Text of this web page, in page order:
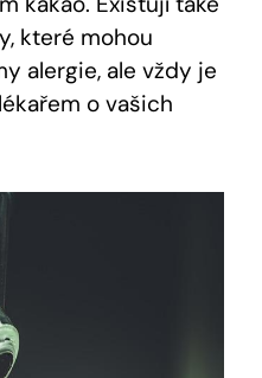
které mohou
alergie, ale vždy je
o vašich